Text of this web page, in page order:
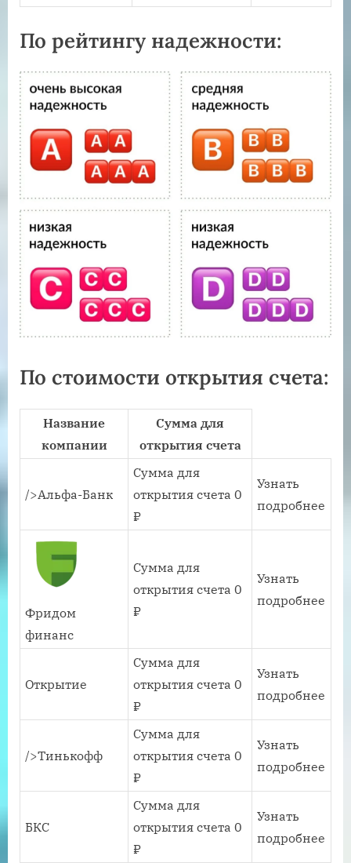
По рейтингу надежности:
По стоимости открытия счета:
Название
компании
Сумма для
открытия счета
/>Альфа-Банк
Сумма для
открытия счета 0
₽
Узнать
подробнее
Фридом
финанс
Сумма для
открытия счета 0
₽
Узнать
подробнее
Открытие
Сумма для
открытия счета 0
₽
Узнать
подробнее
/>Тинькофф
Сумма для
открытия счета 0
₽
Узнать
подробнее
БКС
Сумма для
открытия счета 0
₽
Узнать
подробнее